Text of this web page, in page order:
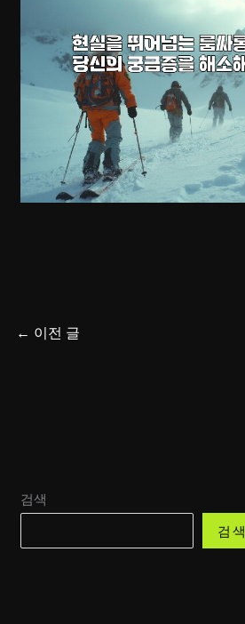
← 이전 글
검색
검색